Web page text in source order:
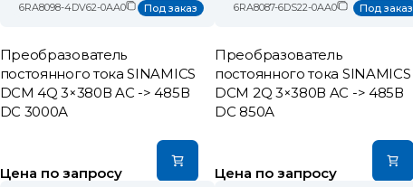
6RA8098-4DV62-0AA0 Под заказ
Преобразователь
постоянного тока SINAMICS
DCM 4Q 3×380В AC -> 485В
DC 3000А
Цена по запросу
6RA8087-6DS22-0AA0 Под заказ
Преобразователь
постоянного тока SINAMICS
DCM 2Q 3×380В AC -> 485В
DC 850А
Цена по запросу